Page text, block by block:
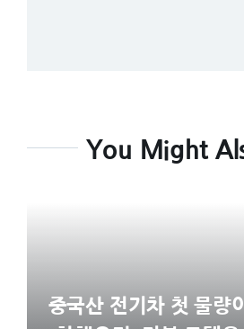
You Might
중국산 전기차 첫 물량